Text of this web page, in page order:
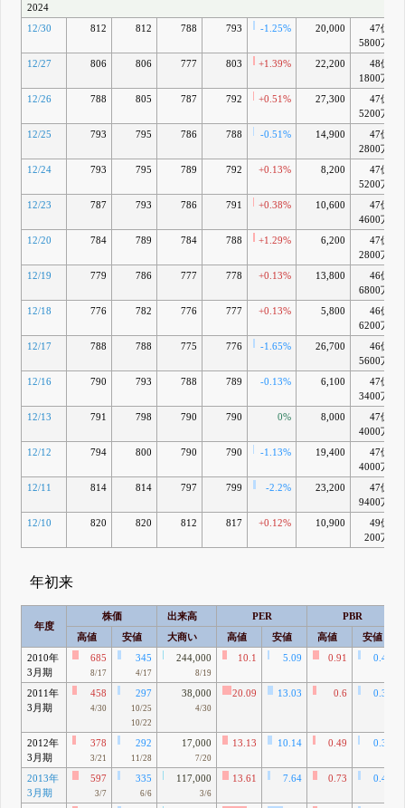
2024
12/30
812 812 788 793 -1.25% 20,000
47億
5800万
12/27
806 806 777 803 +1.39% 22,200
48億
1800万
12/26
788 805 787 792 +0.51% 27,300
47億
5200万
12/25
793 795 786 788 -0.51% 14,900
47億
2800万
12/24
793 795 789 792 +0.13% 8,200
47億
5200万
12/23
787 793 786 791 +0.38% 10,600
47億
4600万
12/20
784 789 784 788 +1.29% 6,200
47億
2800万
12/19
779 786 777 778 +0.13% 13,800
46億
6800万
12/18
776 782 776 777 +0.13% 5,800
46億
6200万
12/17
788 788 775 776 -1.65% 26,700
46億
5600万
12/16
790 793 788 789 -0.13% 6,100
47億
3400万
12/13
791 798 790 790 0% 8,000
47億
4000万
12/12
794 800 790 790 -1.13% 19,400
47億
4000万
12/11
814 814 797 799 -2.2% 23,200
47億
9400万
12/10
820 820 812 817 +0.12% 10,900
49億
200万
年初来
年度
株価 出来高 PER
PBR
高値
安値 大商い 高値 安値 高値
安値
2010年
3月期
685
8/17
345
4/17
244,000
8/19
10.1 5.09 0.91 0.46
2011年
3月期
458
4/30
297
10/25
10/22
38,000
4/30
20.09 13.03 0.6 0.39
2012年
3月期
378
3/21
292
11/28
17,000
7/20
13.13 10.14 0.49 0.38
2013年
3月期
597
3/7
335
6/6
117,000
3/6
13.61 7.64 0.73 0.41